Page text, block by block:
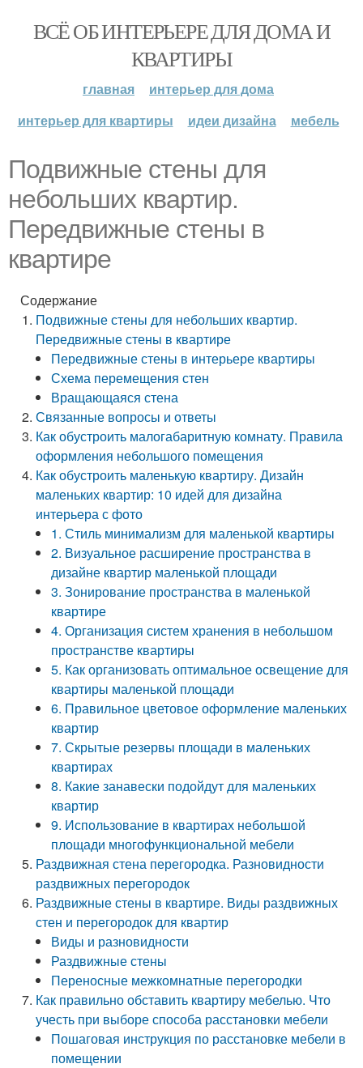
ВСЁ ОБ ИНТЕРЬЕРЕ ДЛЯ ДОМА И
КВАРТИРЫ
главная
интерьер для дома
интерьер для квартиры
идеи дизайна мебель
Подвижные стены для
небольших квартир.
Передвижные стены в
квартире
Содержание
Подвижные стены для небольших квартир.
Передвижные стены в квартире
Передвижные стены в интерьере квартиры
Схема перемещения стен
Вращающаяся стена
Связанные вопросы и ответы
Как обустроить малогабаритную комнату. Правила
оформления небольшого помещения
Как обустроить маленькую квартиру. Дизайн
маленьких квартир: 10 идей для дизайна
интерьера с фото
1. Стиль минимализм для маленькой квартиры
2. Визуальное расширение пространства в
дизайне квартир маленькой площади
3. Зонирование пространства в маленькой
квартире
4. Организация систем хранения в небольшом
пространстве квартиры
5. Как организовать оптимальное освещение для
квартиры маленькой площади
6. Правильное цветовое оформление маленьких
квартир
7. Скрытые резервы площади в маленьких
квартирах
8. Какие занавески подойдут для маленьких
квартир
9. Использование в квартирах небольшой
площади многофункциональной мебели
Раздвижная стена перегородка. Разновидности
раздвижных перегородок
Раздвижные стены в квартире. Виды раздвижных
стен и перегородок для квартир
Виды и разновидности
Раздвижные стены
Переносные межкомнатные перегородки
Как правильно обставить квартиру мебелью. Что
учесть при выборе способа расстановки мебели
Пошаговая инструкция по расстановке мебели в
помещении